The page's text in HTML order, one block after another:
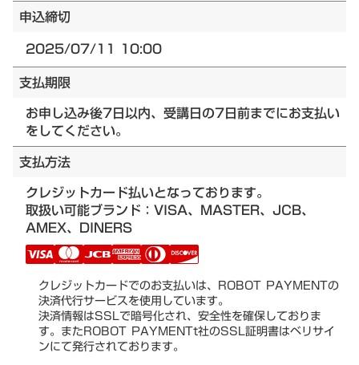
申込締切
2025/07/11 10:00
支払期限
お申し込み後7日以内、受講日の7日前までにお支払い
をしてください。
支払方法
クレジットカード払いとなっております。
取扱い可能ブランド：VISA、MASTER、JCB、
AMEX、DINERS
クレジットカードでのお支払いは、ROBOT PAYMENTの
決済代行サービスを使用しています。
決済情報はSSLで暗号化され、安全性を確保しておりま
す。またROBOT PAYMENTt社のSSL証明書はベリサイ
ンにて発行されております。